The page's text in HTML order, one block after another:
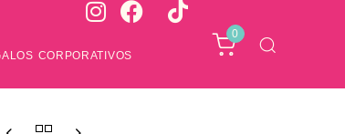
CORPORATIVOS
0